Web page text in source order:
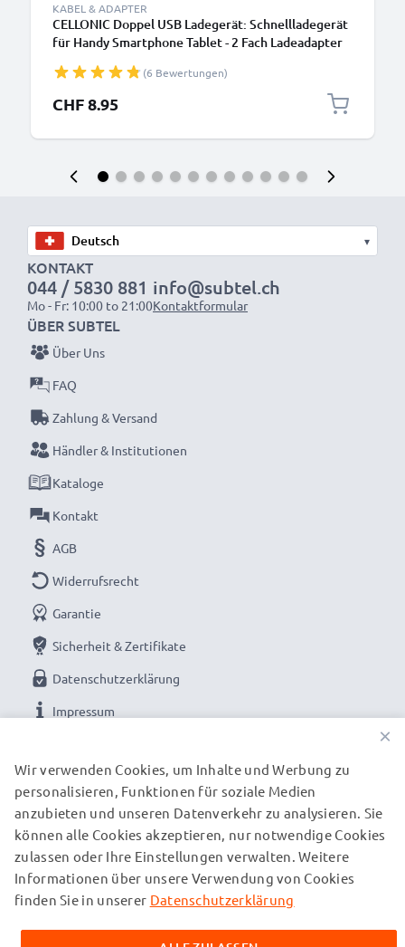
KABEL & ADAPTER
CELLONIC Doppel USB Ladegerät: Schnellladegerät
für Handy Smartphone Tablet - 2 Fach Ladeadapter
für Steckdose - Multi Lader Netzstecker Netzteil
(6 Bewertungen)
CHF 8.95
▾
KONTAKT
044 / 5830 881
Mo - Fr: 10:00 to 21:00
info@subtel.ch
Kontaktformular
UNSERE ZAHLUNGSOPTIONEN
ÜBER SUBTEL
Über Uns
FAQ
Zahlung & Versand
Händler & Institutionen
Kataloge
Kontakt
AGB
Widerrufsrecht
Garantie
Sicherheit & Zertifikate
Datenschutzerklärung
Impressum
UNSERE VERSANDPARTNER
© subtel.ch 2026
zuzüglich Versandkosten. Bitte beachten Sie, dass alle
×
Wir verwenden Cookies, um Inhalte und Werbung zu
personalisieren, Funktionen für soziale Medien
anzubieten und unseren Datenverkehr zu analysieren. Sie
können alle Cookies akzeptieren, nur notwendige Cookies
zulassen oder Ihre Einstellungen verwalten. Weitere
Informationen über unsere Verwendung von Cookies
finden Sie in unserer Datenschutzerklärung